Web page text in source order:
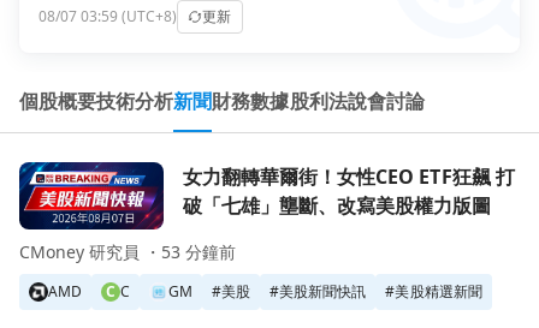
08/07 03:59 (UTC+8)
更新
個股概要技術分析新聞財務數據股利法說會討論
前往女力翻轉華爾街！女性CEO ETF狂飆 打破「七雄」壟斷
女力翻轉華爾街！女性CEO ETF狂飆 打
破「七雄」壟斷、改寫美股權力版圖
AMD C C GM #美股 #美股新聞快訊 #美股精選新聞
CMoney 研究員 ・ 53 分鐘前